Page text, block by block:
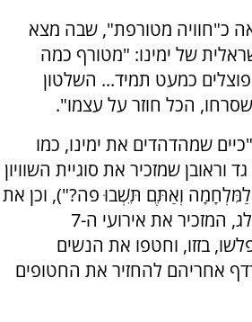
כ"חוויה מטורפת", שבה מצא
של ימינו: "מטורף כמה
כמעט תמיד... השלטון
הכל חוזר על עצמו".
שמהדהדים את ימינו, כמו
שמזכיר את סוגיית השוויון
וְאַתֶּם תֵּשְׁבוּ פֹה?"), וכן את
סיפור דוד המלך בציקלג, המזכיר את אירועי ה-7
בזזו, וחטפו את הנשים
אחריהם להחזיר את החטופים